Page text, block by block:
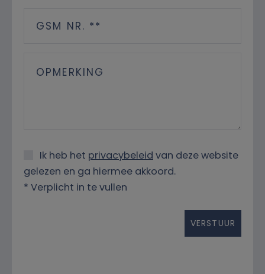
Ik heb het privacybeleid van deze website
gelezen en ga hiermee akkoord.
* Verplicht in te vullen